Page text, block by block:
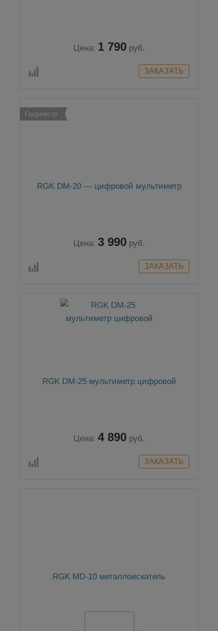
Цена: 1 790 руб.
Госреестр
RGK DM-20 — цифровой мультиметр
Цена: 3 990 руб.
RGK DM-25 мультиметр цифровой
Цена: 4 890 руб.
RGK MD-10 металлоискатель